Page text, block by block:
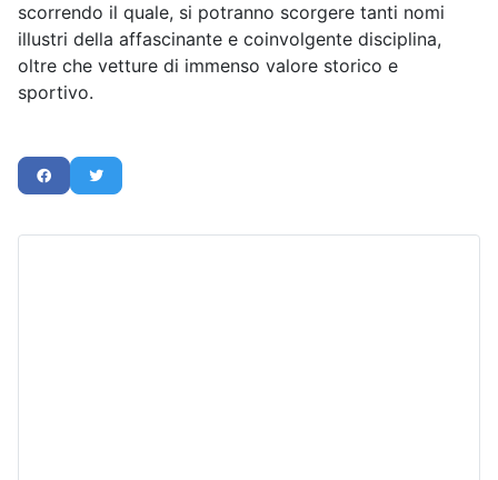
scorrendo il quale, si potranno scorgere tanti nomi
illustri della affascinante e coinvolgente disciplina,
oltre che vetture di immenso valore storico e
sportivo.